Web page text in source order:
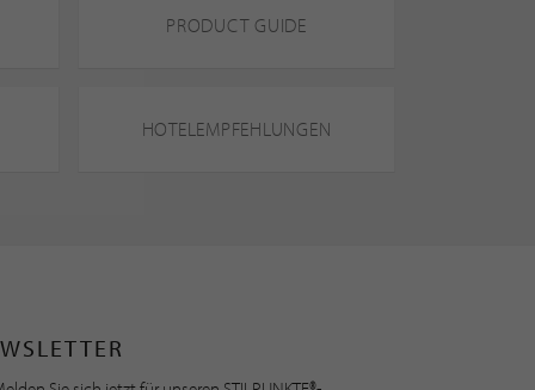
PRODUCT GUIDE
HOTELEMPFEHLUNGEN